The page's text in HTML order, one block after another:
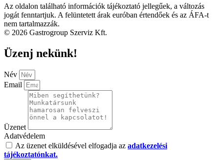
Az oldalon található információk tájékoztató jellegűek, a változás
jogát fenntartjuk. A felüntetett árak euróban értendőek és az ÁFA-t
nem tartalmazzák.
© 2026 Gastrogroup Szerviz Kft.
Üzenj nekünk!
Név
Email
Üzenet
Adatvédelem
Az üzenet elküldésével elfogadja az adatkezelési
tájékoztatónkat.